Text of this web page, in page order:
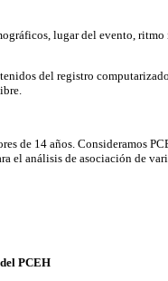
lugar del evento,
del registro
de 14 años. Consideramos
el análisis de asociación de
PCEH